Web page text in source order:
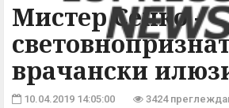
Мистер Сенко -
врачански
10.04.2019 14:05:00 3424